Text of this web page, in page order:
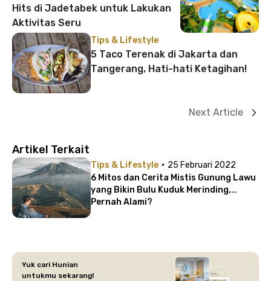
Hits di Jadetabek untuk Lakukan
Aktivitas Seru
Tips & Lifestyle
5 Taco Terenak di Jakarta dan
Tangerang, Hati-hati Ketagihan!
Next Article
Artikel Terkait
Tips & Lifestyle · 25 Februari 2022
6 Mitos dan Cerita Mistis Gunung Lawu
yang Bikin Bulu Kuduk Merinding,
Pernah Alami?
Yuk cari Hunian
untukmu sekarang!